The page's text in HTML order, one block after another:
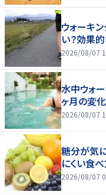
ウォーキ
い？効果
2026/08/07
水中ウォ
ヶ月の変
2026/08/07
糖分が気
にくい食
2026/08/07